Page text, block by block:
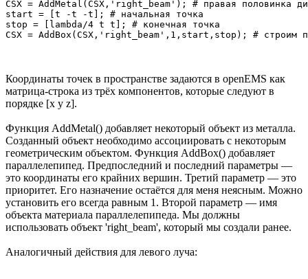
CSX = AddMetal(CSX,'right_beam'); # правая половинка
start = [t -t -t]; # начальная точка
stop = [lambda/4 t t]; # конечная точка
Координаты точек в пространстве задаются в openEMS как
матрица-строка из трёх компонентов, которые следуют в
порядке [x y z].
Функция AddMetal() добавляет некоторый объект из металла.
Созданный объект необходимо ассоциировать с некоторым
геометрическим объектом. Функция AddBox() добавляет
параллелепипед. Предпоследний и последний параметры —
это координаты его крайних вершин. Третий параметр — это
приоритет. Его назначение остаётся для меня неясным. Можно
установить его всегда равным 1. Второй параметр — имя
объекта материала параллелепипеда. Мы должны
использовать объект 'right_beam', который мы создали ранее.
Аналогичный действия для левого луча: